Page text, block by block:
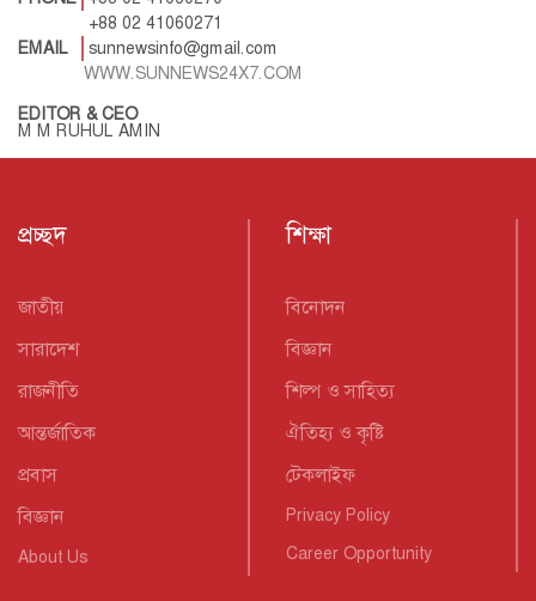
+88 02 41060271
EMAIL
sunnewsinfo@gmail.com
WWW.SUNNEWS24X7.COM
EDITOR & CEO
M M RUHUL AMIN
প্রচ্ছদ
জাতীয়
সারাদেশ
রাজনীতি
আন্তর্জাতিক
প্রবাস
বিজ্ঞান
About Us
শিক্ষা
বিনোদন
বিজ্ঞান
শিল্প ও সাহিত্য
ঐতিহ্য ও কৃষ্টি
টেকলাইফ
Privacy Policy
Career Opportunity